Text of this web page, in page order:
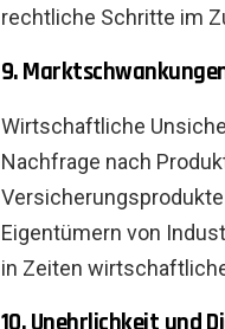
rechtliche Schritte im
9.
Wirtschaftliche
Nachfrage nach
Eigentümern von
in Zeiten